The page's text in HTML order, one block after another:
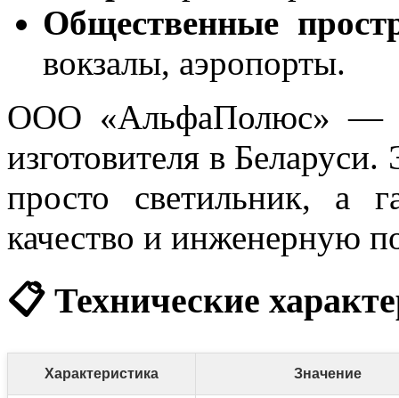
Общественные
вокзалы, аэропорты.
ООО «АльфаПолюс» —
изготовителя в
просто светильник, а
качество и инженерную
📋 Технические
Характеристика Значение